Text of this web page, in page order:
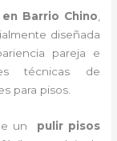
Barrio Chino
diseñada
pareja e
técnicas de
para pisos.
un pulir pisos